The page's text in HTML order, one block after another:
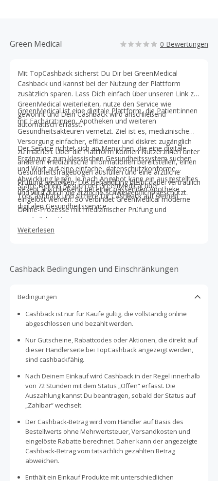
Green Medical 0 Bewertungen
Mit TopCashback sicherst Du Dir bei GreenMedical
Cashback und kannst bei der Nutzung der Plattform
zusätzlich sparen. Lass Dich einfach über unseren Link zu
GreenMedical weiterleiten, nutze den Service wie
gewohnt und Dein Cashback wird anschließend
automatisch erfasst.
GreenMedical ist eine digitale Plattform, die Patient:innen
mit Fachärzt:innen, Apotheken und weiteren
Gesundheitsakteuren vernetzt. Ziel ist es, medizinische
Versorgung einfacher, effizienter und diskret zugänglich
zu machen. Über die Plattform können Nutzer:innen unter
anderem medizinische Informationen bereitstellen, einen
Gesundheitsfragebogen ausfüllen und eine ärztliche
Prüfung anstoßen. Die Behandlung bleibt dabei vertraulich
und wird durch die ärztliche Schweigepflicht geschützt.
Der Service richtet sich an Menschen, die eine digitale
Ergänzung zum klassischen Gesundheitssystem suchen
und Wert auf eine einfache, datenschutzkonforme
Abwicklung legen. Je nach Angebot kann ein ausgestelltes
Rezept anschließend bei einer passenden Apotheke
eingelöst werden. So verbindet GreenMedical moderne
Online-Prozesse mit medizinischer Prüfung und
persönlicher Versorgung.
Starte Deinen Besuch bei GreenMedical über
TopCashback und sichere Dir Cashback auf Deinen
digitalen Gesundheitsservice.
Weiterlesen
Cashback Bedingungen und Einschränkungen
Bedingungen
Cashback ist nur für Käufe gültig, die vollständig online
abgeschlossen und bezahlt werden.
Nur Gutscheine, Rabattcodes oder Aktionen, die direkt auf
dieser Händlerseite bei TopCashback angezeigt werden,
sind cashbackfähig.
Nach Deinem Einkauf wird Cashback in der Regel innerhalb
von 72 Stunden mit dem Status „Offen“ erfasst. Die
Auszahlung kannst Du beantragen, sobald der Status auf
„Zahlbar“ wechselt.
Der Cashback-Betrag wird vom Händler auf Basis des
Bestellwerts ohne Mehrwertsteuer, Versandkosten und
eingelöste Rabatte berechnet. Daher kann der angezeigte
Cashback-Betrag vom tatsächlich gezahlten Betrag
abweichen.
Enthält ein Einkauf Produkte mit unterschiedlichen